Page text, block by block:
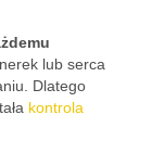
lub serca
Dlatego
kontrola